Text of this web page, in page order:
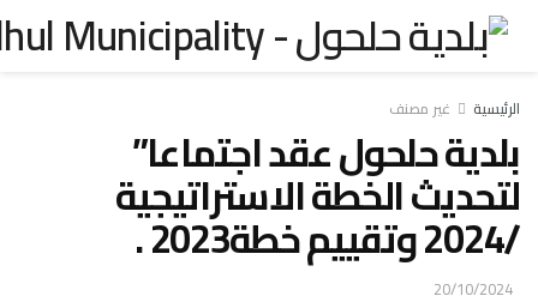
مصنف
عقد اجتماعا”
الخطة الاستراتيجية